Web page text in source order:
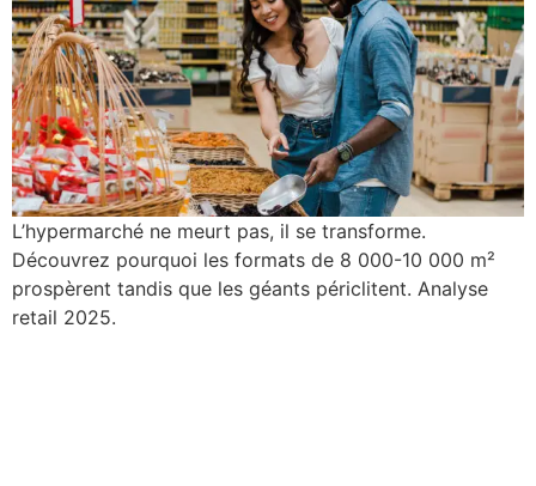
L’hypermarché ne meurt pas, il se transforme.
Découvrez pourquoi les formats de 8 000-10 000 m²
prospèrent tandis que les géants périclitent. Analyse
retail 2025.